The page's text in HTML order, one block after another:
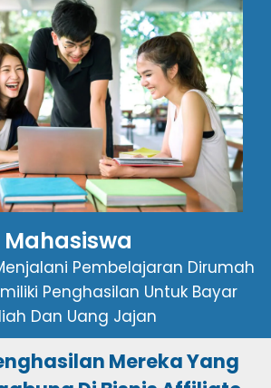
Mahasiswa
Pembelajaran Dirumah
Penghasilan Untuk Bayar
Dan Uang Jajan
Mereka Yang